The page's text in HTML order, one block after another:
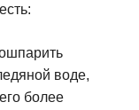
воде,
более